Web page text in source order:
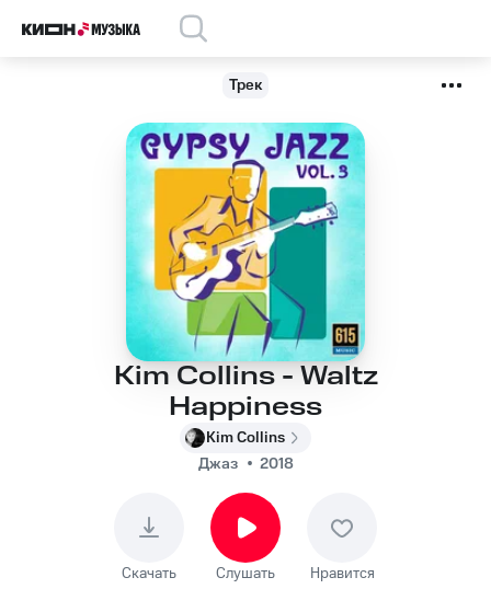
Трек
Kim Collins - Waltz
Happiness
Kim Collins
Джаз
2018
Скачать Слушать Нравится